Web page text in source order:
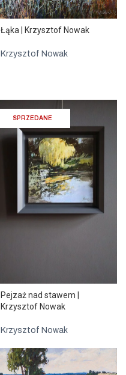
Łąka | Krzysztof Nowak
Krzysztof Nowak
SPRZEDANE
Pejzaż nad stawem |
Krzysztof Nowak
Krzysztof Nowak